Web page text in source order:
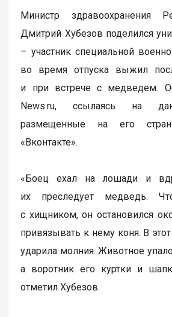
Министр здравоохранения
Дмитрий Хубезов поделился
– участник специальной
во время отпуска выжил
и при встрече с медведем.
News.ru, ссылаясь на
размещенные на его
«Вконтакте».
«Боец ехал на лошади и
их преследует медведь.
с хищником, он остановился
привязывать к нему коня. В
ударила молния. Животное
а воротник его куртки и
отметил Хубезов.